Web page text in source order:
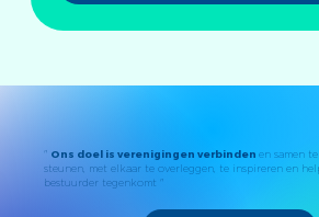
" Ons doel is verenigingen verbindenen samen
steunen, met elkaar te overleggen, te inspireren en
bestuurder tegenkomt "